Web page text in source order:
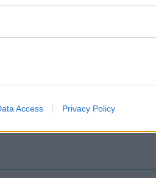
Access Privacy Policy
Posso togliere il valore
\infty}\frac{-
applico la sostituzione: \[